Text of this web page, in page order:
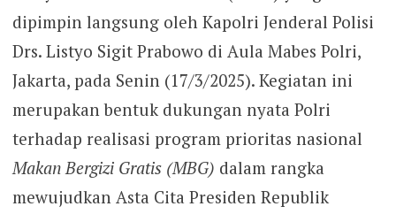
dipimpin langsung oleh Kapolri Jenderal Polisi
Drs. Listyo Sigit Prabowo di Aula Mabes Polri,
Jakarta, pada Senin (17/3/2025). Kegiatan ini
merupakan bentuk dukungan nyata Polri
terhadap realisasi program prioritas nasional
Makan Bergizi Gratis (MBG) dalam rangka
mewujudkan Asta Cita Presiden Republik